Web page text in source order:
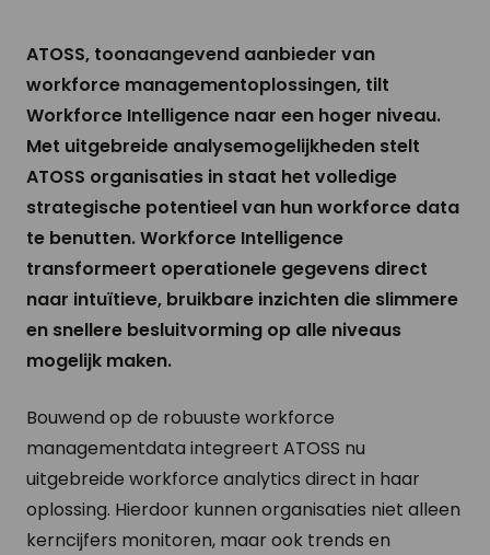
ATOSS, toonaangevend aanbieder van
workforce managementoplossingen, tilt
Workforce Intelligence naar een hoger niveau.
Met uitgebreide analysemogelijkheden stelt
ATOSS organisaties in staat het volledige
strategische potentieel van hun workforce data
te benutten. Workforce Intelligence
transformeert operationele gegevens direct
naar intuïtieve, bruikbare inzichten die slimmere
en snellere besluitvorming op alle niveaus
mogelijk maken.
Bouwend op de robuuste workforce
managementdata integreert ATOSS nu
uitgebreide workforce analytics direct in haar
oplossing. Hierdoor kunnen organisaties niet alleen
kerncijfers monitoren, maar ook trends en